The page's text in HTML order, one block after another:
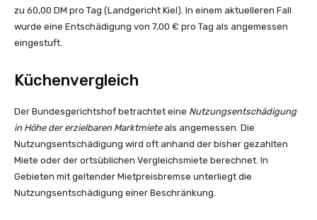
zu 60,00 DM pro Tag (Landgericht Kiel). In einem aktuelleren Fall
wurde eine Entschädigung von 7,00 € pro Tag als angemessen
eingestuft.
Küchenvergleich
Der Bundesgerichtshof betrachtet eine Nutzungsentschädigung
in Höhe der erzielbaren Marktmieteals angemessen. Die
Nutzungsentschädigung wird oft anhand der bisher gezahlten
Miete oder der ortsüblichen Vergleichsmiete berechnet. In
Gebieten mit geltender Mietpreisbremse unterliegt die
Nutzungsentschädigung einer Beschränkung.